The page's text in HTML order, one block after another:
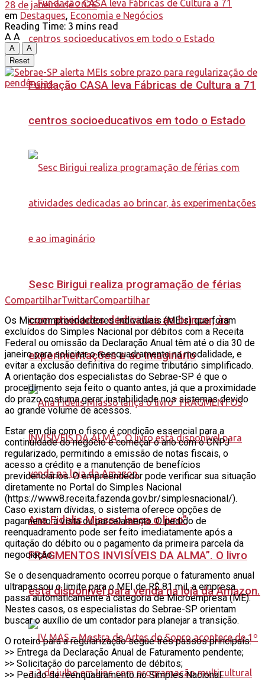
Fundação CASA leva Fábricas de Cultura a 71
centros socioeducativos em todo o Estado
Sesc Birigui realiza programação de férias
com atividades dedicadas ao brincar, às
experimentações e ao imaginário
Ana Fidelis Miasso lança o livro”
FRAGMENTOS INVISÍVEIS DA ALMA”. O livro
está disponível para venda na loja da Amazon.
28 de janeiro de 2026
em Destaques, Economia e Negócios
Reading Time: 3 mins read
A A
A
A
Reset
CompartilharTwittarCompartilhar
Os Microempreendedores Individuais (MEIs) que foram
excluídos do Simples Nacional por débitos com a Receita
Federal ou omissão da Declaração Anual têm até o dia 30 de
janeiro para solicitar o reenquadramento na modalidade, e
evitar a exclusão definitiva do regime tributário simplificado.
A orientação dos especialistas do Sebrae-SP é que o
procedimento seja feito o quanto antes, já que a proximidade
do prazo costuma gerar instabilidade nos sistemas devido
ao grande volume de acessos.
Estar em dia com o fisco é condição essencial para a
continuidade do negócio e começar o ano com o CNPJ
regularizado, permitindo a emissão de notas fiscais, o
acesso a crédito e a manutenção de benefícios
previdenciários. O empreendedor pode verificar sua situação
diretamente no Portal do Simples Nacional
(https://www8.receita.fazenda.gov.br/simplesnacional/).
Caso existam dívidas, o sistema oferece opções de
pagamento à vista ou parcelamento. O pedido de
reenquadramento pode ser feito imediatamente após a
quitação do débito ou o pagamento da primeira parcela da
negociação.
Se o desenquadramento ocorreu porque o faturamento anual
ultrapassou o limite para o MEI de R$ 81 mil, a empresa
passa automaticamente à categoria de Microempresa (ME).
Nestes casos, os especialistas do Sebrae-SP orientam
buscar o auxílio de um contador para planejar a transição.
O roteiro para a regularização segue três passos principais:
>> Entrega da Declaração Anual de Faturamento pendente;
>> Solicitação do parcelamento de débitos;
>> Pedido de reenquadramento no Simples Nacional.